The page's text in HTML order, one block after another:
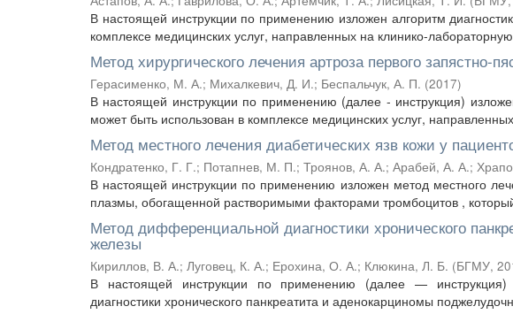
В настоящей инструкции по применению изложен алгоритм
комплексе медицинских услуг, направленных на клинико-
Метод хирургического лечения артроза первого запястно-
Герасименко, М. А.; Михалкевич, Д. И.; Беспальчук, А. П. (2017)
В настоящей инструкции по применению (далее - инструкция)
может быть использован в комплексе медицинских услуг,
Метод местного лечения диабетических язв кожи у
Кондратенко, Г. Г.; Потапнев, М. П.; Троянов, А. А.; Арабей, А. А.;
В настоящей инструкции по применению изложен метод местного
плазмы, обогащенной растворимыми факторами тромбоцитов ,
Метод дифференциальной диагностики хронического
железы
Кириллов, В. А.; Луговец, К. А.; Ерохина, О. А.; Клюкина, Л. Б. (БГМУ,
В настоящей инструкции по применению (далее — инструкция)
диагностики хронического панкреатита и аденокарциномы